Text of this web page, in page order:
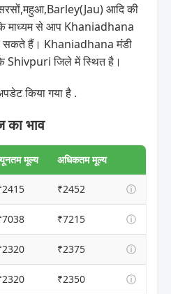
आदि की
के माध्यम से आप Khaniadhana
सकते हैं। Khaniadhana मंडी
Shivpuri जिले में स्थित है।
किया गया है .
का भाव
मूल्य अधिकतम मूल्य
₹2452 ⓘ
₹7215 ⓘ
₹2375 ⓘ
₹2350 ⓘ